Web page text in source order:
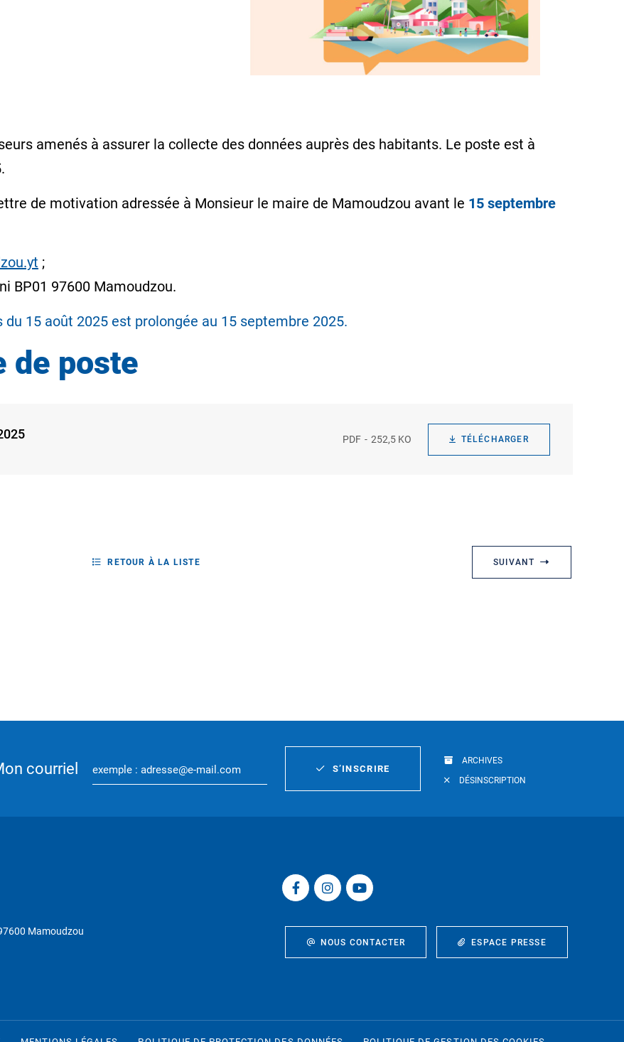
amenés à assurer la collecte des données auprès des habitants. Le poste est à
de motivation adressée à Monsieur le maire de Mamoudzou avant le 15 septembre
;
BP01 97600 Mamoudzou.
15 août 2025 est prolongée au 15 septembre 2025.
de poste
PDF 252,5 KO TÉLÉCHARGER
RETOUR À LA LISTE SUIVANT
courriel S’INSCRIRE
ARCHIVES
DÉSINSCRIPTION
Mamoudzou
NOUS CONTACTER ESPACE PRESSE